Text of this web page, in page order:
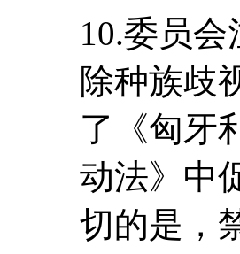
10.委员
除种族歧
了《匈牙
动法》中
切的是，